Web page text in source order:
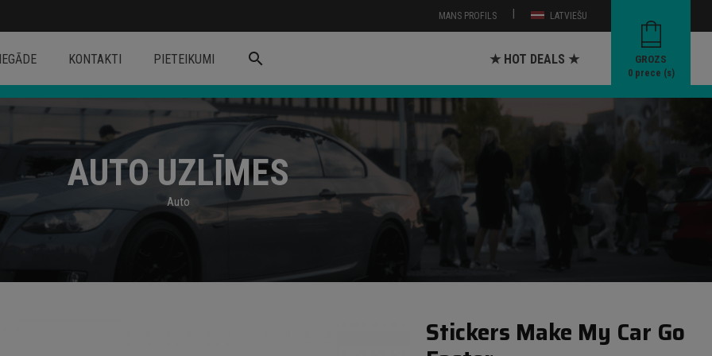
LATVIEŠU
|
MANS PROFILS
GROZS
0prece (s)
KONTAKTI PIETEIKUMI search ★ HOT DEALS ★
AUTO UZLĪMES
Auto
Stickers Make My Car Go